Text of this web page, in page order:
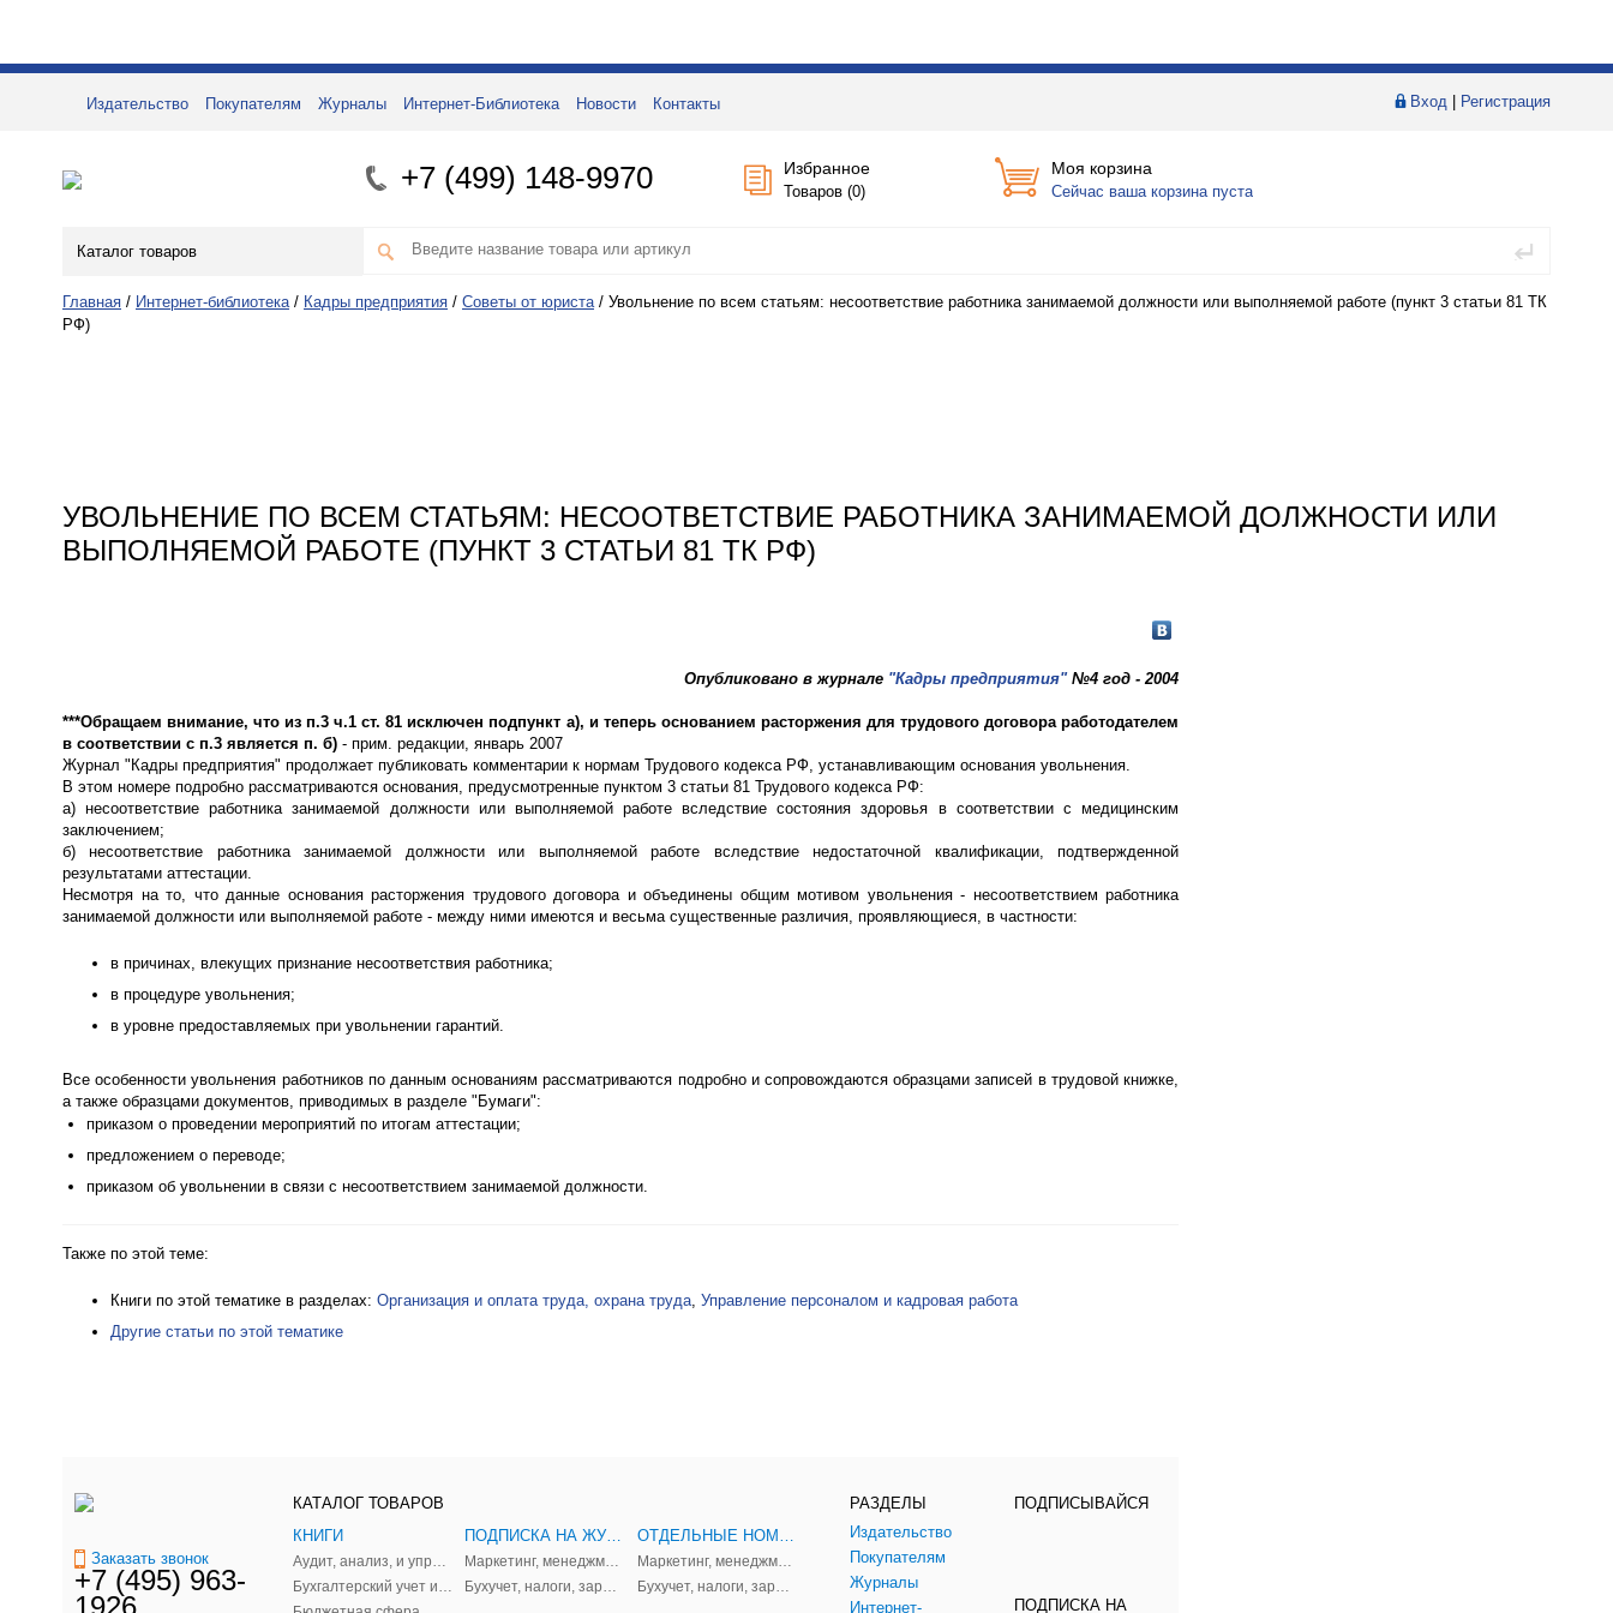
Вход Регистрация
Издательство Покупателям Журналы Интернет-Библиотека Новости Контакты
+7 (499) 148-9970 Избранное
Товаров (0)
Моя корзина
Сейчас ваша корзина пуста
Каталог товаров
Главная / Интернет-библиотека / Кадры предприятия / Советы от юриста / Увольнение по всем статьям: несоответствие работника занимаемой должности или выполняемой работе (пункт 3 статьи 81 ТК
РФ)
УВОЛЬНЕНИЕ ПО ВСЕМ СТАТЬЯМ: НЕСООТВЕТСТВИЕ РАБОТНИКА ЗАНИМАЕМОЙ ДОЛЖНОСТИ ИЛИ
ВЫПОЛНЯЕМОЙ РАБОТЕ (ПУНКТ 3 СТАТЬИ 81 ТК РФ)
Опубликовано в журнале "Кадры предприятия"№4 год - 2004
***Обращаем внимание, что из п.3 ч.1 ст. 81 исключен подпункт а), и теперь основанием расторжения для трудового договора работодателем
в соответствии с п.3 является п. б) - прим. редакции, январь 2007
Журнал "Кадры предприятия" продолжает публиковать комментарии к нормам Трудового кодекса РФ, устанавливающим основания увольнения.
В этом номере подробно рассматриваются основания, предусмотренные пунктом 3 статьи 81 Трудового кодекса РФ:
а) несоответствие работника занимаемой должности или выполняемой работе вследствие состояния здоровья в соответствии с медицинским
заключением;
б) несоответствие работника занимаемой должности или выполняемой работе вследствие недостаточной квалификации, подтвержденной
результатами аттестации.
Несмотря на то, что данные основания расторжения трудового договора и объединены общим мотивом увольнения - несоответствием работника
занимаемой должности или выполняемой работе - между ними имеются и весьма существенные различия, проявляющиеся, в частности:
в причинах, влекущих признание несоответствия работника;
в процедуре увольнения;
в уровне предоставляемых при увольнении гарантий.
Все особенности увольнения работников по данным основаниям рассматриваются подробно и сопровождаются образцами записей в трудовой книжке,
а также образцами документов, приводимых в разделе "Бумаги":
приказом о проведении мероприятий по итогам аттестации;
предложением о переводе;
приказом об увольнении в связи с несоответствием занимаемой должности.
Также по этой теме:
Книги по этой тематике в разделах: Организация и оплата труда, охрана труда Управление персоналом и кадровая работа
Другие статьи по этой тематике
Заказать звонок
+7 (495) 963-
1926
КАТАЛОГ ТОВАРОВ
КНИГИ
ПОДПИСКА НА ЖУРНАЛЫ
Маркетинг, менеджмент
РАЗДЕЛЫ
Издательство
Покупателям
Журналы
Интернет-
ПОДПИСЫВАЙСЯ
ПОДПИСКА НА